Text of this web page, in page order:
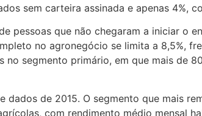
sem carteira assinada e apenas 4%,
pessoas que não chegaram a iniciar o
no agronegócio se limita a 8,5%,
segmento primário, em que mais de
de 2015. O segmento que mais
com rendimento médio mensal